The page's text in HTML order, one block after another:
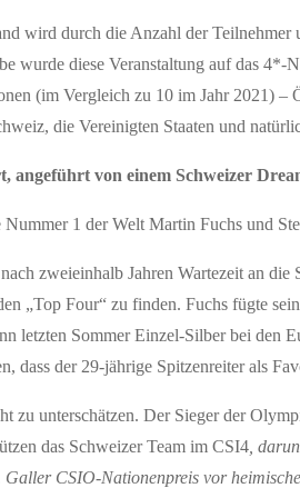
wird durch die Anzahl der Teilnehmer
wurde diese Veranstaltung auf das
(im Vergleich zu 10 im Jahr 2021)
die Vereinigten Staaten und
angeführt von einem Schweizer
1 der Welt Martin Fuchs und
zweieinhalb Jahren Wartezeit an
„Top Four“ zu finden. Fuchs fügte
letzten Sommer Einzel-Silber bei den
dass der 29-jährige Spitzenreiter als
zu unterschätzen. Der Sieger der
das Schweizer Team im CSI4 ,
Galler CSIO-Nationenpreis vor